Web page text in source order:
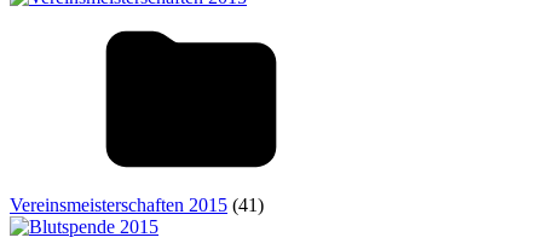
Vereinsmeisterschaften 2015 (41)